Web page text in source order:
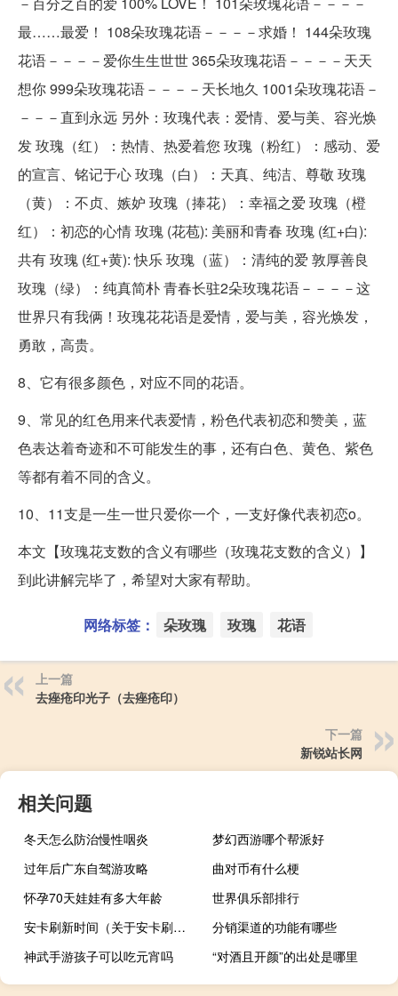
最……最爱！ 108朵玫瑰花语－－－－求婚！ 144朵玫瑰
花语－－－－爱你生生世世 365朵玫瑰花语－－－－天天
想你 999朵玫瑰花语－－－－天长地久 1001朵玫瑰花语－
－－－直到永远 另外：玫瑰代表：爱情、爱与美、容光焕
发 玫瑰（红）：热情、热爱着您 玫瑰（粉红）：感动、爱
的宣言、铭记于心 玫瑰（白）：天真、纯洁、尊敬 玫瑰
（黄）：不贞、嫉妒 玫瑰（捧花）：幸福之爱 玫瑰（橙
红）：初恋的心情 玫瑰 (花苞): 美丽和青春 玫瑰 (红+白):
共有 玫瑰 (红+黄): 快乐 玫瑰（蓝）：清纯的爱 敦厚善良
玫瑰（绿）：纯真简朴 青春长驻2朵玫瑰花语－－－－这
世界只有我俩！玫瑰花花语是爱情，爱与美，容光焕发，
勇敢，高贵。
8、它有很多颜色，对应不同的花语。
9、常见的红色用来代表爱情，粉色代表初恋和赞美，蓝
色表达着奇迹和不可能发生的事，还有白色、黄色、紫色
等都有着不同的含义。
10、11支是一生一世只爱你一个，一支好像代表初恋o。
本文【玫瑰花支数的含义有哪些（玫瑰花支数的含义）】
到此讲解完毕了，希望对大家有帮助。
网络标签： 朵玫瑰 玫瑰 花语
上一篇
去痤疮印光子（去痤疮印）
下一篇
新锐站长网
相关问题
冬天怎么防治慢性咽炎
梦幻西游哪个帮派好
过年后广东自驾游攻略
曲对币有什么梗
怀孕70天娃娃有多大年龄
世界俱乐部排行
安卡刷新时间（关于安卡刷新时间的介绍）
分销渠道的功能有哪些
神武手游孩子可以吃元宵吗
“对酒且开颜”的出处是哪里